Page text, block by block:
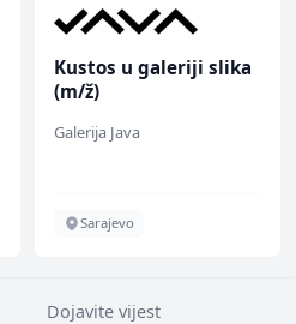
Kustos u galeriji slika
(m/ž)
Galerija Java
Sarajevo
Dojavite vijest